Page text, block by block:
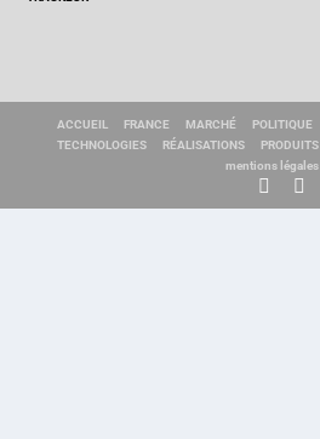
ACCUEIL FRANCE MARCHÉ POLITIQUE
TECHNOLOGIES
RÉALISATIONS PRODUITS
mentions légales